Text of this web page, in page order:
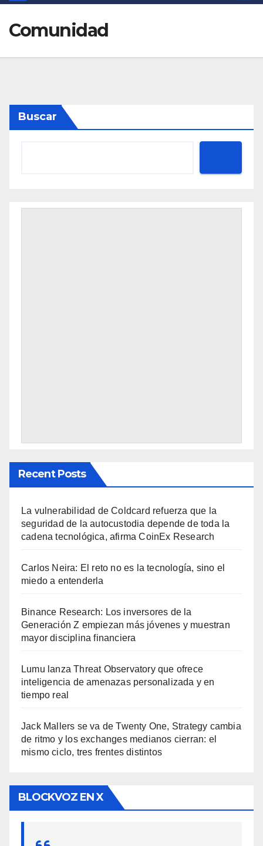
Comunidad
Buscar
Recent Posts
La vulnerabilidad de Coldcard refuerza que la
seguridad de la autocustodia depende de toda la
cadena tecnológica, afirma CoinEx Research
Carlos Neira: El reto no es la tecnología, sino el
miedo a entenderla
Binance Research: Los inversores de la
Generación Z empiezan más jóvenes y muestran
mayor disciplina financiera
Lumu lanza Threat Observatory que ofrece
inteligencia de amenazas personalizada y en
tiempo real
Jack Mallers se va de Twenty One, Strategy cambia
de ritmo y los exchanges medianos cierran: el
mismo ciclo, tres frentes distintos
BLOCKVOZ EN X